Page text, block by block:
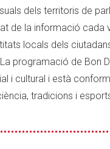
dels territoris de
de la informació cada
locals dels
programació de Bon
i cultural i està
tradicions i